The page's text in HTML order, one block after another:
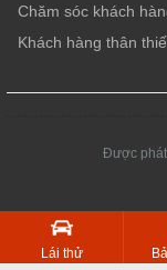
Chăm sóc khách
Khách hàng thân
Được phát
Lái thử